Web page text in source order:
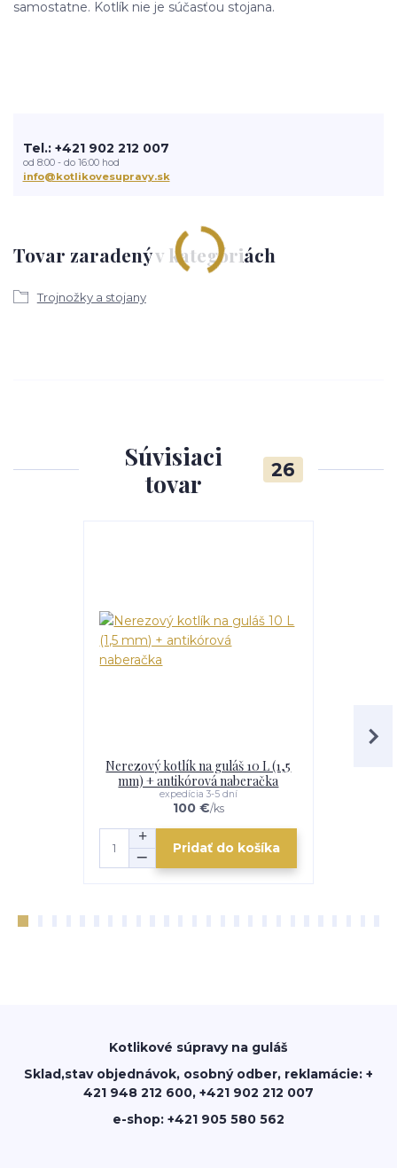
samostatne. Kotlík nie je súčasťou stojana.
Tovar zaradený v kategóriách
Trojnožky a stojany
Tel.: +421 902 212 007
od 8:00 - do 16:00 hod
info@kotlikovesupravy.sk
Súvisiaci
tovar
26
Nerezový kotlík na guláš 10 L (1,5
mm) + antikórová naberačka
100 €/ks
expedícia 3-5 dní
Pridať do košíka
Kotlikové súpravy na guláš
Sklad,stav objednávok, osobný odber, reklamácie: +
421 948 212 600, +421 902 212 007
e-shop: +421 905 580 562